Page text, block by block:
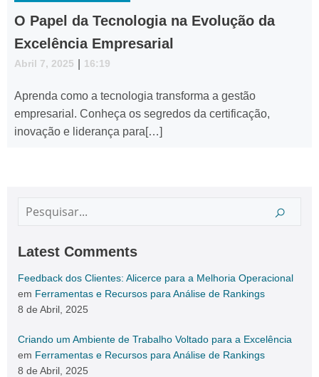
O Papel da Tecnologia na Evolução da
Excelência Empresarial
Abril 7, 2025 16:19
Aprenda como a tecnologia transforma a gestão
empresarial. Conheça os segredos da certificação,
inovação e liderança para[…]
Latest Comments
Feedback dos Clientes: Alicerce para a Melhoria Operacional
em Ferramentas e Recursos para Análise de Rankings
8 de Abril, 2025
Criando um Ambiente de Trabalho Voltado para a Excelência
em Ferramentas e Recursos para Análise de Rankings
8 de Abril, 2025